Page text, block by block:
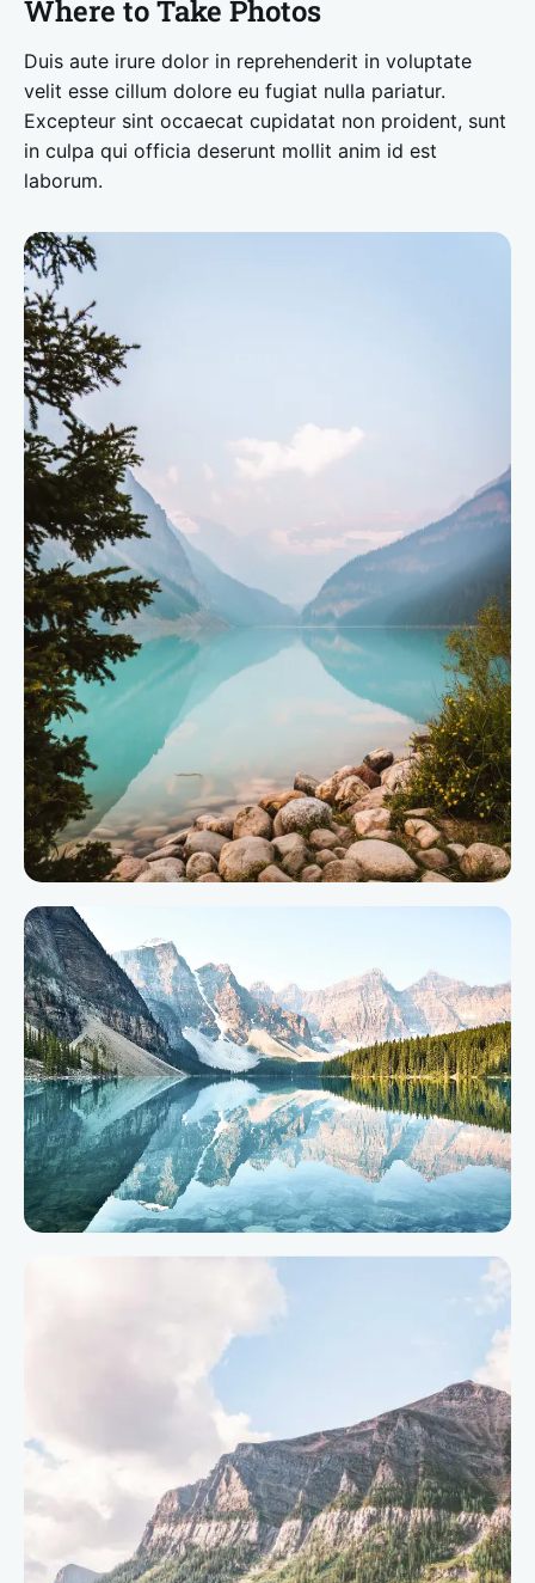
Where to Take Photos
Duis aute irure dolor in reprehenderit in voluptate
velit esse cillum dolore eu fugiat nulla pariatur.
Excepteur sint occaecat cupidatat non proident, sunt
in culpa qui officia deserunt mollit anim id est
laborum.